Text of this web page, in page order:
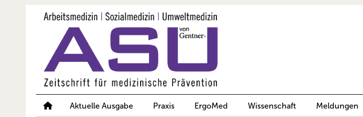
Aktuelle Ausgabe Praxis ErgoMed Wissenschaft Meldungen